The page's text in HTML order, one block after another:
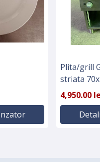
Plita/grill
striata
italia -
4,950.00